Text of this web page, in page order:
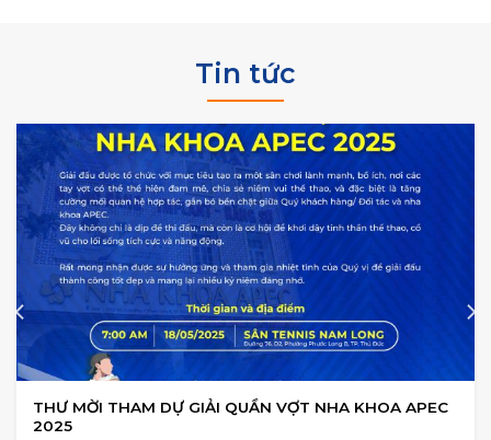
Tin tức
THƯ MỜI THAM DỰ GIẢI QUẦN VỢT NHA KHOA APEC
2025